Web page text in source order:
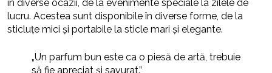
în diverse ocazii, de la evenimente speciale la zilele de
lucru. Acestea sunt disponibile în diverse forme, de la
sticluțe mici și portabile la sticle mari și elegante.
„Un parfum bun este ca o piesă de artă, trebuie
să fie apreciat și savurat.”